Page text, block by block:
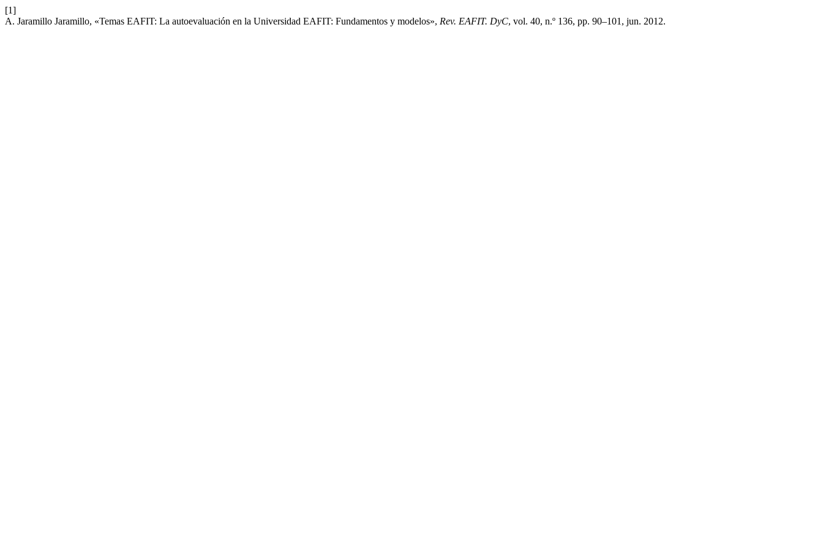
[1]
A. Jaramillo Jaramillo, «Temas EAFIT: La autoevaluación en la Universidad EAFIT: Fundamentos y modelos», Rev. EAFIT. DyC, vol. 40, n.º 136, pp. 90–101, jun. 2012.